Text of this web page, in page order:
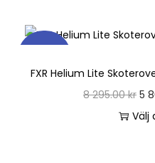
FXR Helium Lite
8 295.00kr 5
Välj